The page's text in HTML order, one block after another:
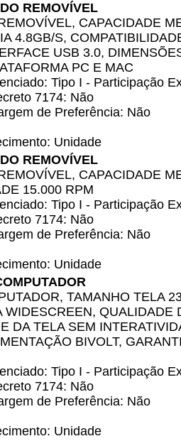
REMOVÍVEL
CAPACIDADE
4.8GB/S,
USB 3.0,
PC E MAC
Tipo I - Participação
7174: Não
de Preferência: Não
Unidade
REMOVÍVEL
CAPACIDADE
15.000 RPM
Tipo I - Participação
7174: Não
de Preferência: Não
Unidade
TAMANHO TELA
WIDESCREEN, QUALIDADE
DA TELA SEM
BIVOLT,
Tipo I - Participação
7174: Não
de Preferência: Não
Unidade